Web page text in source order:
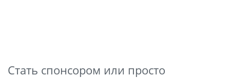
Стать спонсором или просто